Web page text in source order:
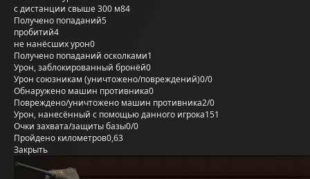
с дистанции свыше 300 м84
Получено попаданий5
пробитий4
не нанёсших урон0
Получено попаданий осколками1
Урон, заблокированный бронёй0
Урон союзникам (уничтожено/повреждений)0/0
Обнаружено машин противника0
Повреждено/уничтожено машин противника2/0
Урон, нанесённый с помощью данного игрока151
Очки захвата/защиты базы0/0
Пройдено километров0,63
Закрыть